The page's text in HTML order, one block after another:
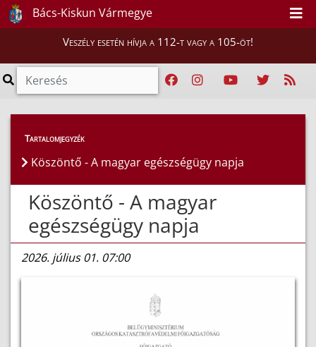
Bács-Kiskun Vármegye
Veszély esetén hívja a 112-t vagy a 105-öt!
Híreink > Hírek
Tartalomjegyzék
Köszöntő - A magyar egészségügy napja
Köszöntő - A magyar
egészségügy napja
2026. július 01. 07:00